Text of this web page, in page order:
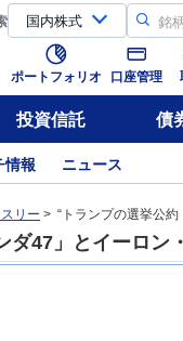
ポートフォリオ 口座管理
投資信託 債
情報 ニュース
リー > “トランプの選挙公
ダ47」とイーロン